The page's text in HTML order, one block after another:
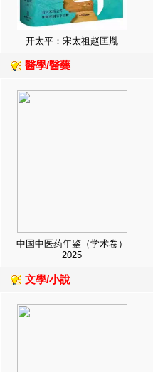
开太平：宋太祖赵匡胤
醫學/醫藥
中国中医药年鉴（学术卷）
2025
文學/小說